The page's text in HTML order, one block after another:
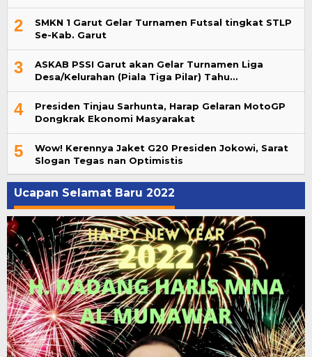
2
SMKN 1 Garut Gelar Turnamen Futsal tingkat STLP
Se-Kab. Garut
3
ASKAB PSSI Garut akan Gelar Turnamen Liga
Desa/Kelurahan (Piala Tiga Pilar) Tahu…
4
Presiden Tinjau Sarhunta, Harap Gelaran MotoGP
Dongkrak Ekonomi Masyarakat
5
Wow! Kerennya Jaket G20 Presiden Jokowi, Sarat
Slogan Tegas nan Optimistis
Ucapan Selamat Baru 2022